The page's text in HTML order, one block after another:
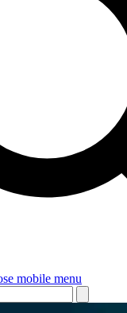
mobile menu